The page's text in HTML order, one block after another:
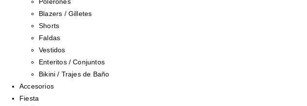
Blazers / Gilletes
Shorts
Faldas
Vestidos
Enteritos / Conjuntos
Bikini / Trajes de Baño
Accesorios
Fiesta